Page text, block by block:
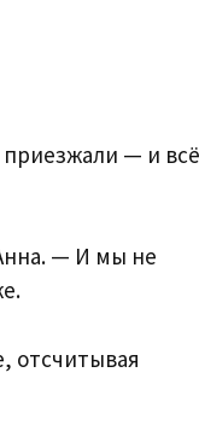
— и
— И мы не
отсчитывая